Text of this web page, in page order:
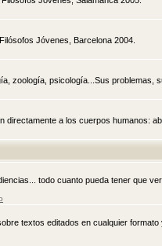
Jóvenes, Barcelona 2004.
zoología, psicología...Sus problemas,
directamente a los cuerpos humanos:
todo cuanto pueda tener que
textos editados en cualquier